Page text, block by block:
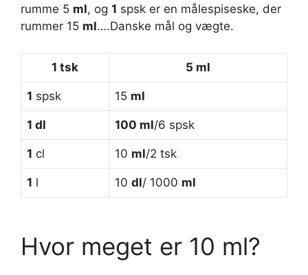
rumme 5 ml, og 1 spsk er en målespiseske, der
rummer 15 ml….Danske mål og vægte.
1 tsk 5 ml
1 spsk 15 ml
1 dl 100 ml/6 spsk
1 cl 10 ml/2 tsk
1 l 10 dl/ 1000 ml
Hvor meget er 10 ml?